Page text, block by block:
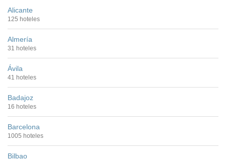
Alicante
125 hoteles
Almería
31 hoteles
Ávila
41 hoteles
Badajoz
16 hoteles
Barcelona
1005 hoteles
Bilbao